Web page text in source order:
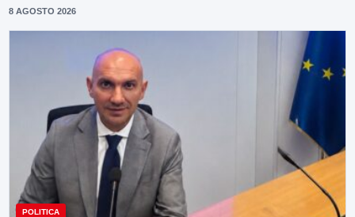
8 AGOSTO 2026
POLITICA